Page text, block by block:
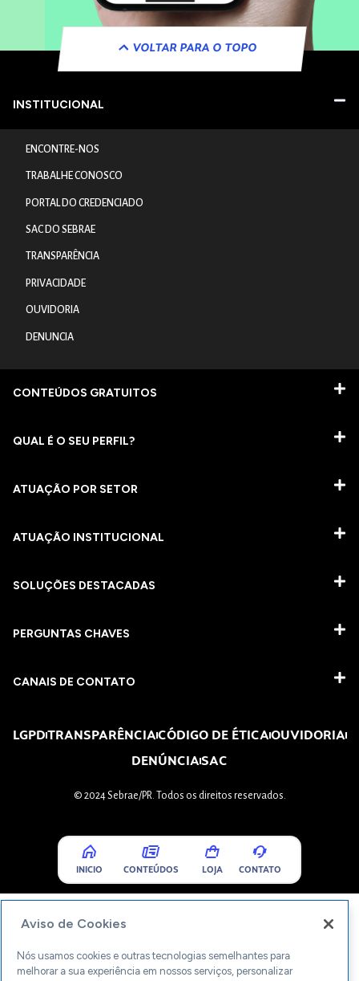
VOLTAR PARA O TOPO
INSTITUCIONAL
ENCONTRE-NOS
TRABALHE CONOSCO
PORTAL DO CREDENCIADO
SAC DO SEBRAE
TRANSPARÊNCIA
PRIVACIDADE
OUVIDORIA
DENUNCIA
CONTEÚDOS GRATUITOS
QUAL É O SEU PERFIL?
ATUAÇÃO POR SETOR
ATUAÇÃO INSTITUCIONAL
SOLUÇÕES DESTACADAS
PERGUNTAS CHAVES​
CANAIS DE CONTATO
LGPDTRANSPARÊNCIACÓDIGO DE ÉTICAOUVIDORIA
DENÚNCIASAC
© 2024 Sebrae/PR. Todos os direitos reservados.
INICIO CONTEÚDOS LOJA CONTATO
Aviso de Cookies
Nós usamos cookies e outras tecnologias semelhantes para
melhorar a sua experiência em nossos serviços, personalizar